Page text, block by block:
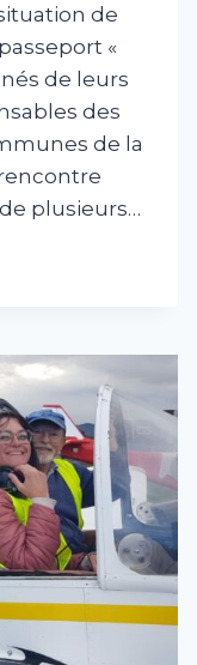
de
«
de leurs
des
de la
plusieurs…